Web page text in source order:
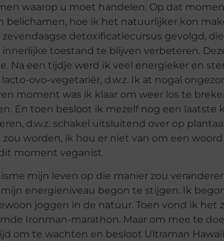
waarop u moet handelen. Op dat
belichamen, hoe ik het natuurlijker kon
detoxificatiecursus gevolgd,
toestand te blijven verbeteren.
Na een tijdje werd ik veel energieker en
ovo-vegetariër, d.w.z. Ik at nogal
moment was ik klaar om weer los te
En toen besloot ik mezelf nog een laatste
d.w.z. schakel uitsluitend over op
worden, ik hou er niet van om een
moment veganist.
mijn leven op die manier zou
energieniveau begon te stijgen. Ik
joggen in de natuur. Toen vond ik het
Ironman-marathon. Maar om mee te
om te wachten en besloot Ultraman